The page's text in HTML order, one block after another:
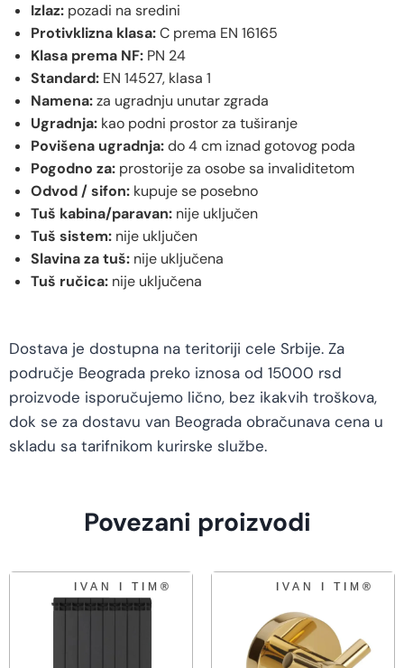
Izlaz: pozadi na sredini
Protivklizna klasa:C prema EN 16165
Klasa prema NF: PN 24
Standard: EN 14527, klasa 1
Namena:za ugradnju unutar zgrada
Ugradnja: kao podni prostor za tuširanje
Povišena ugradnja:do 4 cm iznad gotovog poda
Pogodno za: prostorije za osobe sa invaliditetom
Odvod / sifon: kupuje se posebno
Tuš kabina/paravan: nije uključen
Tuš sistem: nije uključen
Slavina za tuš: nije uključena
Tuš ručica: nije uključena
Dostava je dostupna na teritoriji cele Srbije. Za
područje Beograda preko iznosa od 15000 rsd
proizvode isporučujemo lično, bez ikakvih troškova,
dok se za dostavu van Beograda obračunava cena u
skladu sa tarifnikom kurirske službe.
Povezani proizvodi